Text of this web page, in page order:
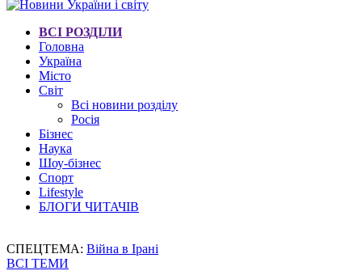
ВСІ РОЗДІЛИ
Головна
Україна
Місто
Світ
Всі новини розділу
Росія
Бізнес
Наука
Шоу-бізнес
Спорт
Lifestyle
БЛОГИ ЧИТАЧІВ
СПЕЦТЕМА: Війна в Ірані
ВСІ ТЕМИ